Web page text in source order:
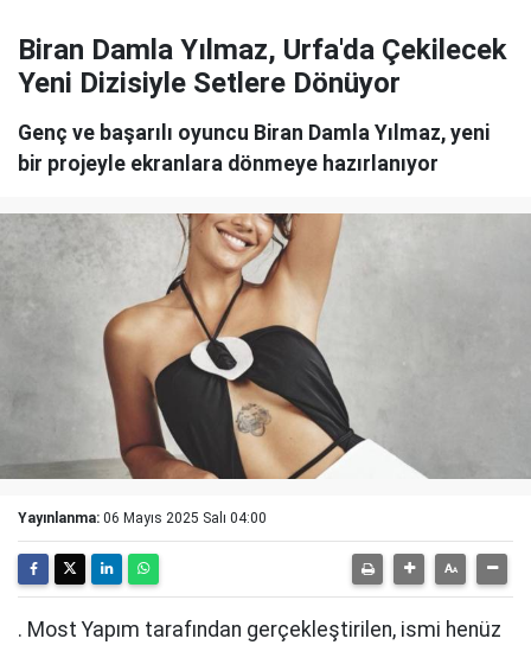
Biran Damla Yılmaz, Urfa'da Çekilecek
Yeni Dizisiyle Setlere Dönüyor
Genç ve başarılı oyuncu Biran Damla Yılmaz, yeni
bir projeyle ekranlara dönmeye hazırlanıyor
Yayınlanma: 06 Mayıs 2025 Salı 04:00
. Most Yapım tarafından gerçekleştirilen, ismi henüz